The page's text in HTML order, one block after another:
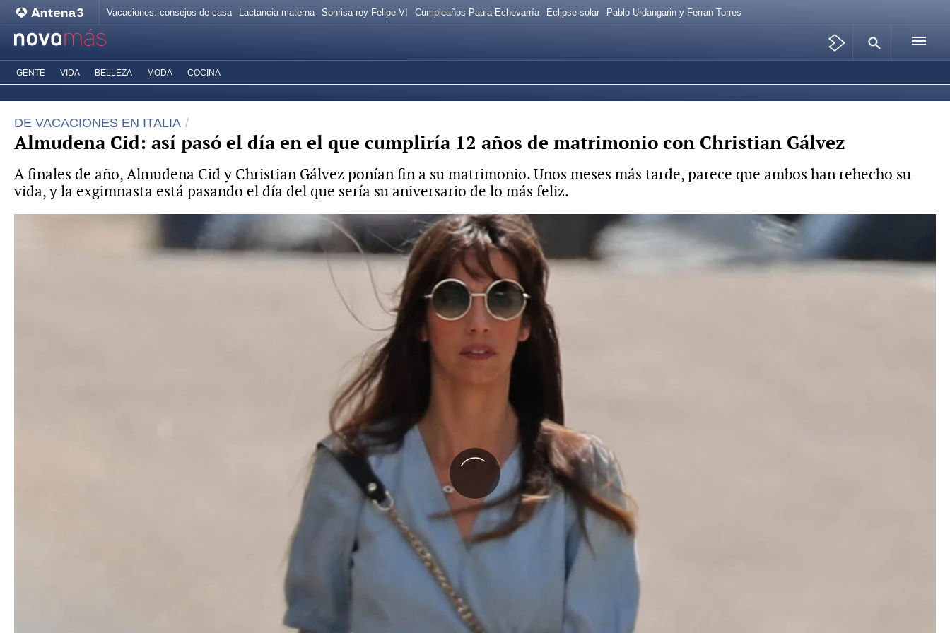
Vacaciones: consejos de casa Lactancia materna Sonrisa rey Felipe VI Cumpleaños Paula Echevarría Eclipse solar Pablo Urdangarin y Ferran Torres
GENTE VIDA BELLEZA MODA COCINA
DE VACACIONES EN ITALIA
Almudena Cid: así pasó el día en el que cumpliría 12 años de matrimonio con Christian Gálvez
A finales de año, Almudena Cid y Christian Gálvez ponían fin a su matrimonio. Unos meses más tarde, parece que ambos han rehecho su
vida, y la exgimnasta está pasando el día del que sería su aniversario de lo más feliz.